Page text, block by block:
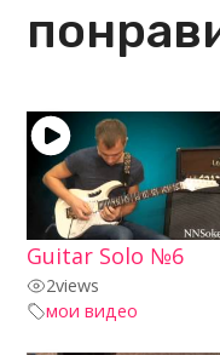
Guitar Solo №6
2views
мои видео